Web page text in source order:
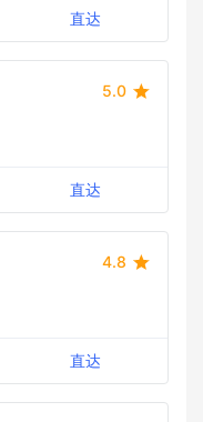
直达
5.0
直达
4.8
直达